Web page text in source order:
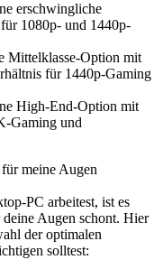
erschwingliche
1080p- und 1440p-
Mittelklasse-Option mit
für 1440p-Gaming
High-End-Option mit
Gaming und
meine Augen
PC arbeitest, ist es
Augen schont. Hier
der optimalen
solltest: